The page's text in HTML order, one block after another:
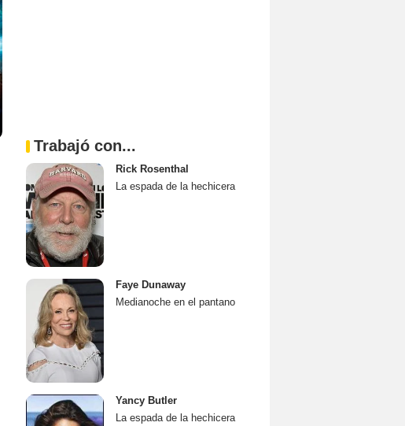
Trabajó con...
Rick Rosenthal
La espada de la hechicera
Faye Dunaway
Medianoche en el pantano
Yancy Butler
La espada de la hechicera